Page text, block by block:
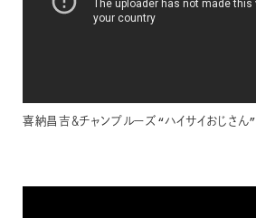
喜納昌吉＆チャンプルーズ“ハイサイおじさん”